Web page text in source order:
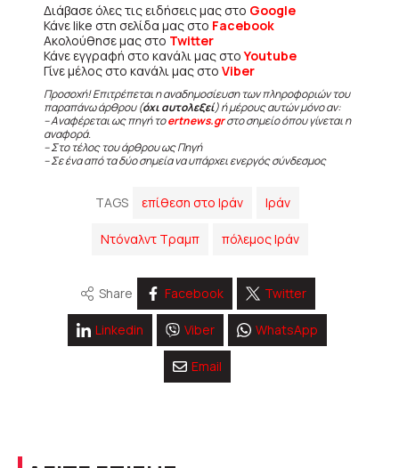
Διάβασε όλες τις ειδήσεις μας στο Google
Κάνε like στη σελίδα μας στο Facebook
Ακολούθησε μας στο Twitter
Κάνε εγγραφή στο κανάλι μας στοYoutube
Γίνε μέλος στο κανάλι μας στο Viber
Προσοχή! Επιτρέπεται η αναδημοσίευση των πληροφοριών του
παραπάνω άρθρου (όχι αυτολεξεί) ή μέρους αυτών μόνο αν:
– Αναφέρεται ως πηγή τοertnews.grστο σημείο όπου γίνεται η
αναφορά.
– Στο τέλος του άρθρου ως Πηγή
– Σε ένα από τα δύο σημεία να υπάρχει ενεργός σύνδεσμος
TAGS επίθεση στο Ιράν Ιράν
Ντόναλντ Τραμπ πόλεμος Ιράν
Share Facebook Twitter
Linkedin Viber WhatsApp
Email